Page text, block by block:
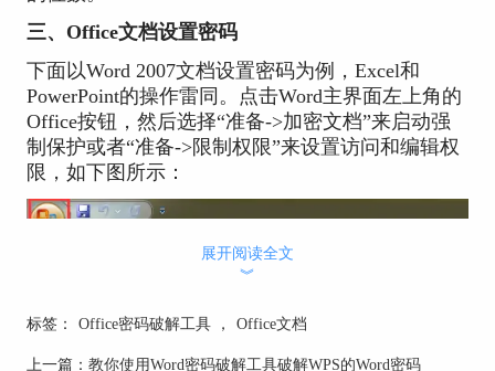
三、Office文档设置密码
下面以Word 2007文档设置密码为例，Excel和
PowerPoint的操作雷同。点击Word主界面左上角的
Office按钮，然后选择“准备->加密文档”来启动强
制保护或者“准备->限制权限”来设置访问和编辑权
限，如下图所示：
展开阅读全文
︾
标签： Office密码破解工具 ， Office文档
上一篇： 教你使用Word密码破解工具破解WPS的Word密码